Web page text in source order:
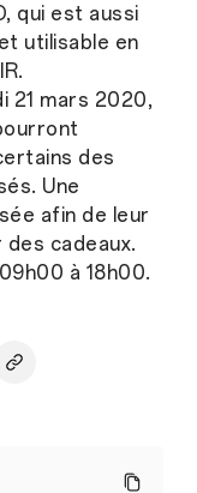
qui est aussi
utilisable en
21 mars 2020,
des
Une
afin de leur
cadeaux.
à 18h00.